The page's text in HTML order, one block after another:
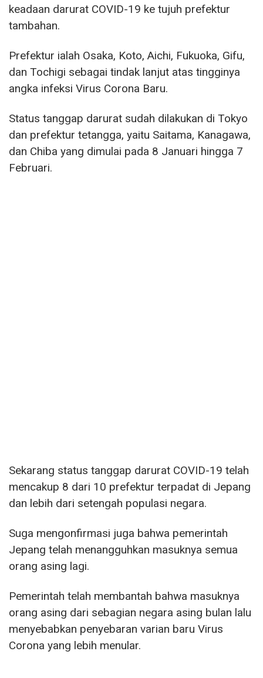
keadaan darurat COVID-19 ke tujuh prefektur
tambahan.
Prefektur ialah Osaka, Koto, Aichi, Fukuoka, Gifu,
dan Tochigi sebagai tindak lanjut atas tingginya
angka infeksi Virus Corona Baru.
Status tanggap darurat sudah dilakukan di Tokyo
dan prefektur tetangga, yaitu Saitama, Kanagawa,
dan Chiba yang dimulai pada 8 Januari hingga 7
Februari.
Sekarang status tanggap darurat COVID-19 telah
mencakup 8 dari 10 prefektur terpadat di Jepang
dan lebih dari setengah populasi negara.
Suga mengonfirmasi juga bahwa pemerintah
Jepang telah menangguhkan masuknya semua
orang asing lagi.
Pemerintah telah membantah bahwa masuknya
orang asing dari sebagian negara asing bulan lalu
menyebabkan penyebaran varian baru Virus
Corona yang lebih menular.